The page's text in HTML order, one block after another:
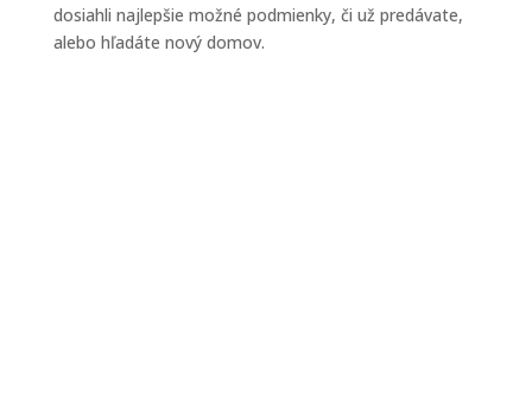
dosiahli najlepšie možné podmienky, či už predávate,
alebo hľadáte nový domov.